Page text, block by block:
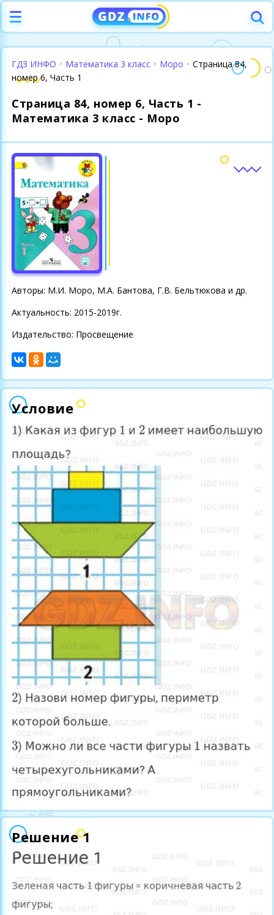
ГДЗ ИНФО • Математика 3 класс • Моро • Страница 84,
номер 6, Часть 1
Страница 84, номер 6, Часть 1 -
Математика 3 класс - Моро
Авторы: М.И. Моро, М.А. Бантова, Г.В. Бельтюкова и др.
Актуальность: 2015-2019г.
Издательство: Просвещение
Условие
Решение 1